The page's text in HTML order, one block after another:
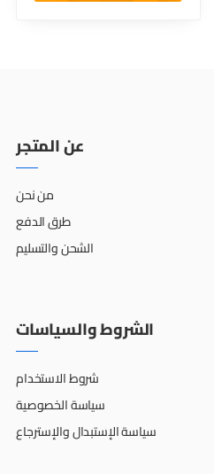
عن المتجر
من نحن
طرق الدفع
الشحن والتسليم
الشروط والسياسات
شروط الاستخدام
سياسة الخصوصية
سياسة الإستبدال والإسترجاع